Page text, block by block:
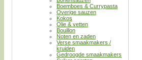
Boemboes & Currypasta
Overige sauzen
Kokos
Olie & vetten
Bouillon
Noten en zaden
Verse smaakmakers /
kruiden
Gedroogde smaakmakers